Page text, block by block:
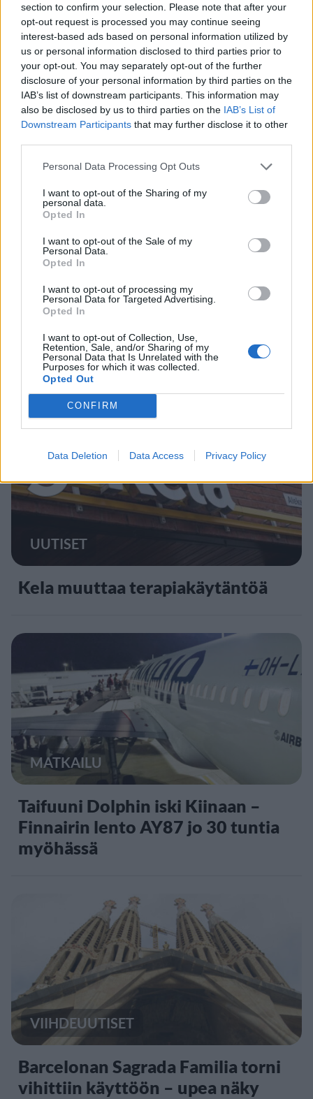
section to confirm your selection. Please note that after your
opt-out request is processed you may continue seeing
interest-based ads based on personal information utilized by
us or personal information disclosed to third parties prior to
your opt-out. You may separately opt-out of the further
disclosure of your personal information by third parties on the
IAB’s list of downstream participants. This information may
also be disclosed by us to third parties on the IAB’s List of
Downstream Participants that may further disclose it to other
Personal Data Processing Opt Outs
I want to opt-out of the Sharing of my
personal data.
Opted In
I want to opt-out of the Sale of my
Personal Data.
Opted In
I want to opt-out of processing my
Personal Data for Targeted Advertising.
Opted In
I want to opt-out of Collection, Use,
Retention, Sale, and/or Sharing of my
Personal Data that Is Unrelated with the
Purposes for which it was collected.
Opted Out
CONFIRM
Data Deletion Data Access Privacy Policy
MATKAILU
Finnairin lennoista osan lentää
jatkossa toinen lentoyhtiö –
matkustajille tärkeä rajoitus
4
UUTISET
Lapin pelastushelikopteri Aslakin
toiminta päättyy – rahat loppuivat
5
UUTISET
Kela muuttaa terapiakäytäntöä
MATKAILU
Taifuuni Dolphin iski Kiinaan –
Finnairin lento AY87 jo 30 tuntia
myöhässä
VIIHDEUUTISET
Barcelonan Sagrada Familia torni
vihittiin käyttöön – upea näky